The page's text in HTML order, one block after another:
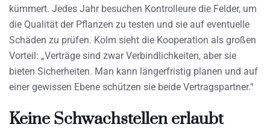
kümmert. Jedes Jahr besuchen Kontrolleure die Felder, um
die Qualität der Pflanzen zu testen und sie auf eventuelle
Schäden zu prüfen. Kolm sieht die Kooperation als großen
Vorteil: „Verträge sind zwar Verbindlichkeiten, aber sie
bieten Sicherheiten. Man kann längerfristig planen und auf
einer gewissen Ebene schützen sie beide Vertragspartner.“
Keine Schwachstellen erlaubt